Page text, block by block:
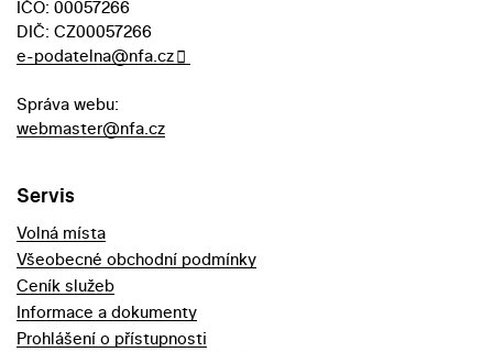
IČO: 00057266
DIČ: CZ00057266
e-podatelna@nfa.cz
Správa webu:
webmaster@nfa.cz
Servis
Volná místa
Všeobecné obchodní podmínky
Ceník služeb
Informace a dokumenty
Prohlášení o přístupnosti